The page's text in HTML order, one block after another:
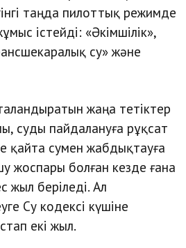
таңда пилоттық режимде
істейді: «Әкімшілік»,
су» және
жаңа тетіктер
суды пайдалануға рұқсат
қайта сумен жабдықтауға
жоспары болған кезде ғана
жыл беріледі. Ал
Су кодексі күшіне
екі жыл.